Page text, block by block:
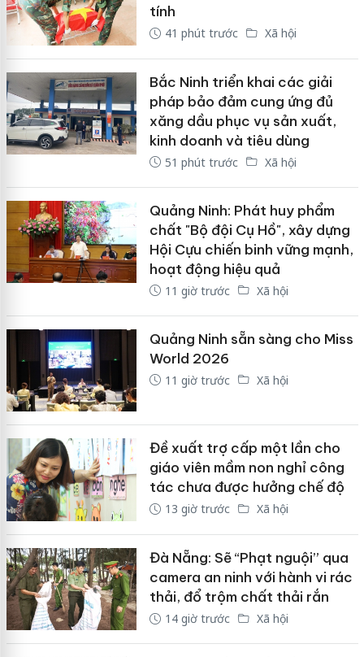
tính
41 phút trước Xã hội
Bắc Ninh triển khai các giải
pháp bảo đảm cung ứng đủ
xăng dầu phục vụ sản xuất,
kinh doanh và tiêu dùng
51 phút trước Xã hội
Quảng Ninh: Phát huy phẩm
chất "Bộ đội Cụ Hồ", xây dựng
Hội Cựu chiến binh vững mạnh,
hoạt động hiệu quả
11 giờ trước Xã hội
Quảng Ninh sẵn sàng cho Miss
World 2026
11 giờ trước Xã hội
Đề xuất trợ cấp một lần cho
giáo viên mầm non nghỉ công
tác chưa được hưởng chế độ
13 giờ trước Xã hội
Đà Nẵng: Sẽ “Phạt nguội” qua
camera an ninh với hành vi rác
thải, đổ trộm chất thải rắn
14 giờ trước Xã hội